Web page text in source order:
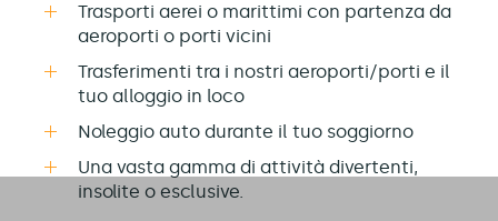
Trasporti aerei o marittimi con partenza da
aeroporti o porti vicini
Trasferimenti tra i nostri aeroporti/porti e il
tuo alloggio in loco
Noleggio auto durante il tuo soggiorno
Una vasta gamma di attività divertenti,
insolite o esclusive.